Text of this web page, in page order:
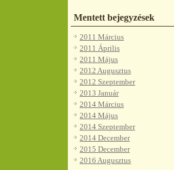
Mentett bejegyzések
2011 Március
2011 Április
2011 Május
2012 Augusztus
2012 Szeptember
2013 Január
2014 Március
2014 Május
2014 Szeptember
2014 December
2015 December
2016 Augusztus